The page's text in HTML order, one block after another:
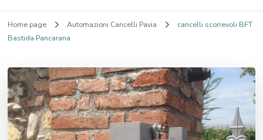
Home page Automazioni Cancelli Pavia
cancelli scorrevoli BFT
Bastida Pancarana